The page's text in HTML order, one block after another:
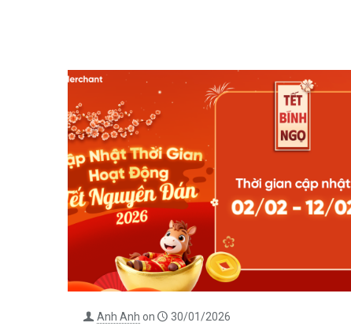
Anh Anh on 30/01/2026